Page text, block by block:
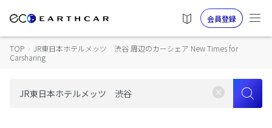
会員登録
TOP › JR東日本ホテルメッツ 渋谷 周辺のカーシェア New Times for
Carsharing